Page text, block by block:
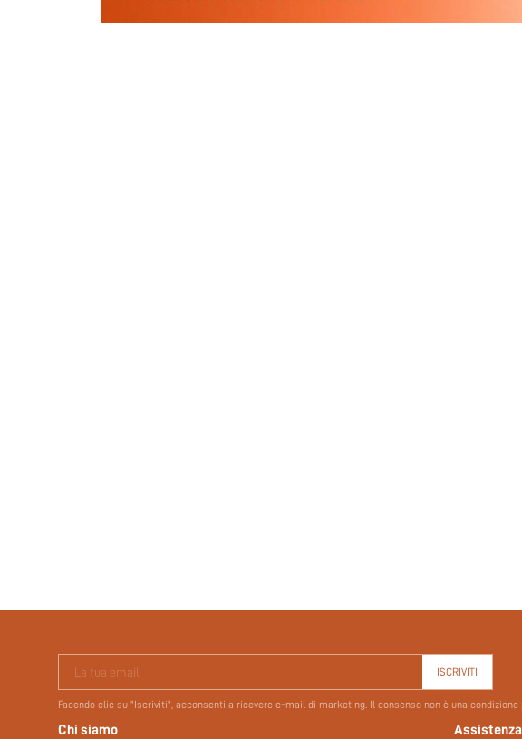
La tua email ISCRIVITI
Facendo clic su "Iscriviti", acconsenti a ricevere e-mail di marketing. Il consenso non è una
Chi siamo